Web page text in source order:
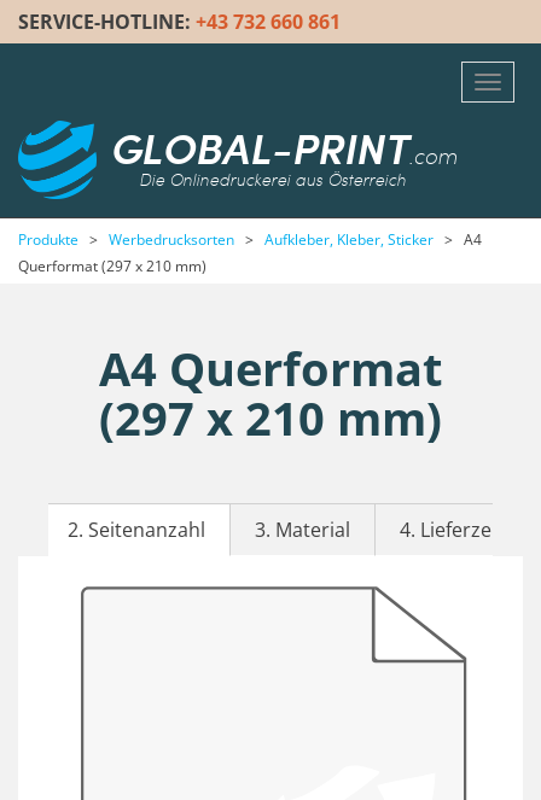
SERVICE-HOTLINE: +43 732 660 861
GLOBAL-PRINT.com
Die Onlinedruckerei aus Österreich
Produkte > Werbedrucksorten > Aufkleber, Kleber, Sticker > A4
Querformat (297 x 210 mm)
A4 Querformat
(297 x 210 mm)
2. Seitenanzahl 3. Material 4. Lieferzeit